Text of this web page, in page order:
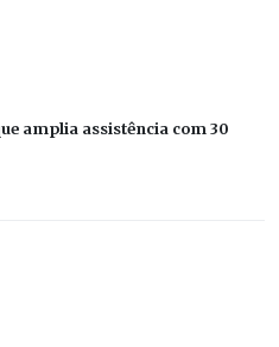
amplia assistência com 30